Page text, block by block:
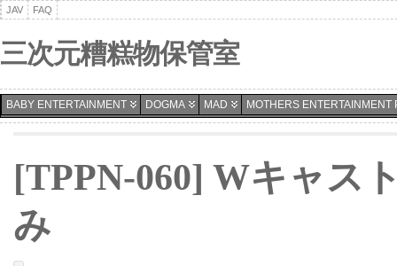
JAV FAQ
三次元糟糕物保管室
BABY ENTERTAINMENT DOGMA MAD MOTHERS ENTERTAINMENT
[TPPN-060] Wキャス
み